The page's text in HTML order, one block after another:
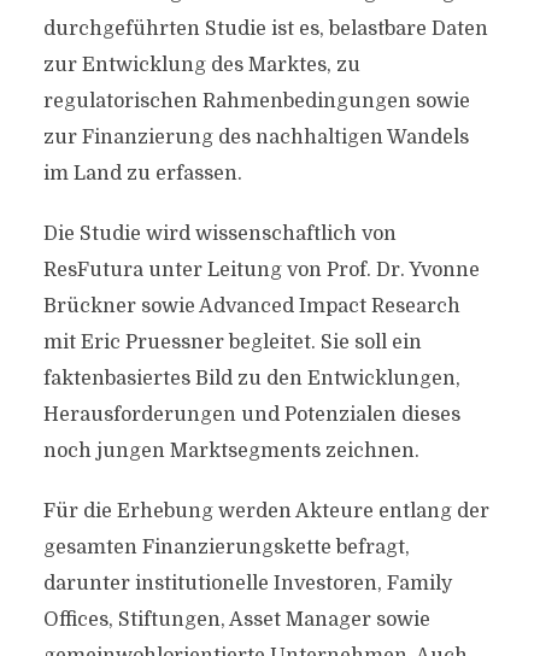
durchgeführten Studie ist es, belastbare Daten
zur Entwicklung des Marktes, zu
regulatorischen Rahmenbedingungen sowie
zur Finanzierung des nachhaltigen Wandels
im Land zu erfassen.
Die Studie wird wissenschaftlich von
ResFutura unter Leitung von Prof. Dr. Yvonne
Brückner sowie Advanced Impact Research
mit Eric Pruessner begleitet. Sie soll ein
faktenbasiertes Bild zu den Entwicklungen,
Herausforderungen und Potenzialen dieses
noch jungen Marktsegments zeichnen.
Für die Erhebung werden Akteure entlang der
gesamten Finanzierungskette befragt,
darunter institutionelle Investoren, Family
Offices, Stiftungen, Asset Manager sowie